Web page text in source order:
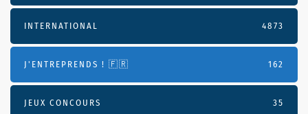
INTERNATIONAL 4873
J'ENTREPRENDS ! 🇫🇷 162
JEUX CONCOURS 35